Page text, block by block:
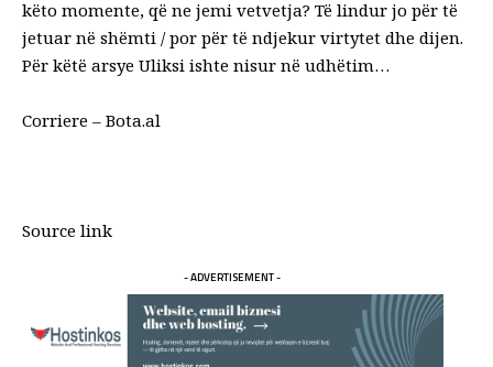
këto momente, që ne jemi vetvetja? Të lindur jo për të
jetuar në shëmti / por për të ndjekur virtytet dhe dijen.
Për këtë arsye Uliksi ishte nisur në udhëtim…
Corriere – Bota.al
Source link
- ADVERTISEMENT -